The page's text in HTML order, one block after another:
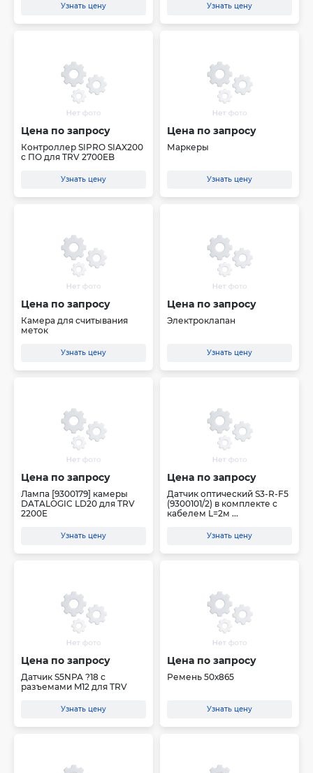
Узнать цену Узнать цену
Цена по запросу
Контроллер SIPRO SIAX200
c ПО для TRV 2700EB
Узнать цену
Цена по запросу
Маркеры
Узнать цену
Цена по запросу
Камера для считывания
меток
Узнать цену
Цена по запросу
Электроклапан
Узнать цену
Цена по запросу
Лампа [9300179] камеры
DATALOGIC LD20 для TRV
2200E
Узнать цену
Цена по запросу
Датчик оптический S3-R-F5
(9300101/2) в комплекте с
кабелем L=2м ...
Узнать цену
Цена по запросу
Датчик S5NPA ?18 с
разъемами M12 для TRV
Узнать цену
Цена по запросу
Ремень 50х865
Узнать цену